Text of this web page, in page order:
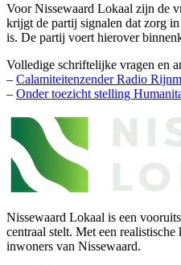
Voor Nissewaard Lokaal zijn de
krijgt de partij signalen dat zorg in
is. De partij voert hierover
Volledige schriftelijke vragen en
– Calamiteitenzender Radio
– Onder toezicht stelling
Nissewaard Lokaal is een
centraal stelt. Met een
inwoners van Nissewaard.